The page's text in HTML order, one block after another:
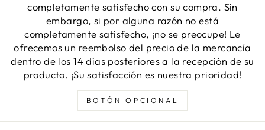
completamente satisfecho con su compra. Sin
embargo, si por alguna razón no está
completamente satisfecho, ¡no se preocupe! Le
ofrecemos un reembolso del precio de la mercancía
dentro de los 14 días posteriores a la recepción de su
producto. ¡Su satisfacción es nuestra prioridad!
BOTÓN OPCIONAL